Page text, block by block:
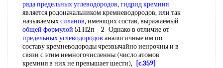
рядапредельных углеводородов,гидрид кремния
является родоначальником кремневодородов, или так
называемыхсиланов, имеющих состав, выражаемый
общей формулой 51 Н2п- -2- Однако в отличие от
предельных углеводородов аналогичные им по
составу кремневодороды чрезвычайно иенрочны и в
связи с этим немногочисленны (число атомов
кремния в них не превышает шести), [c.359]